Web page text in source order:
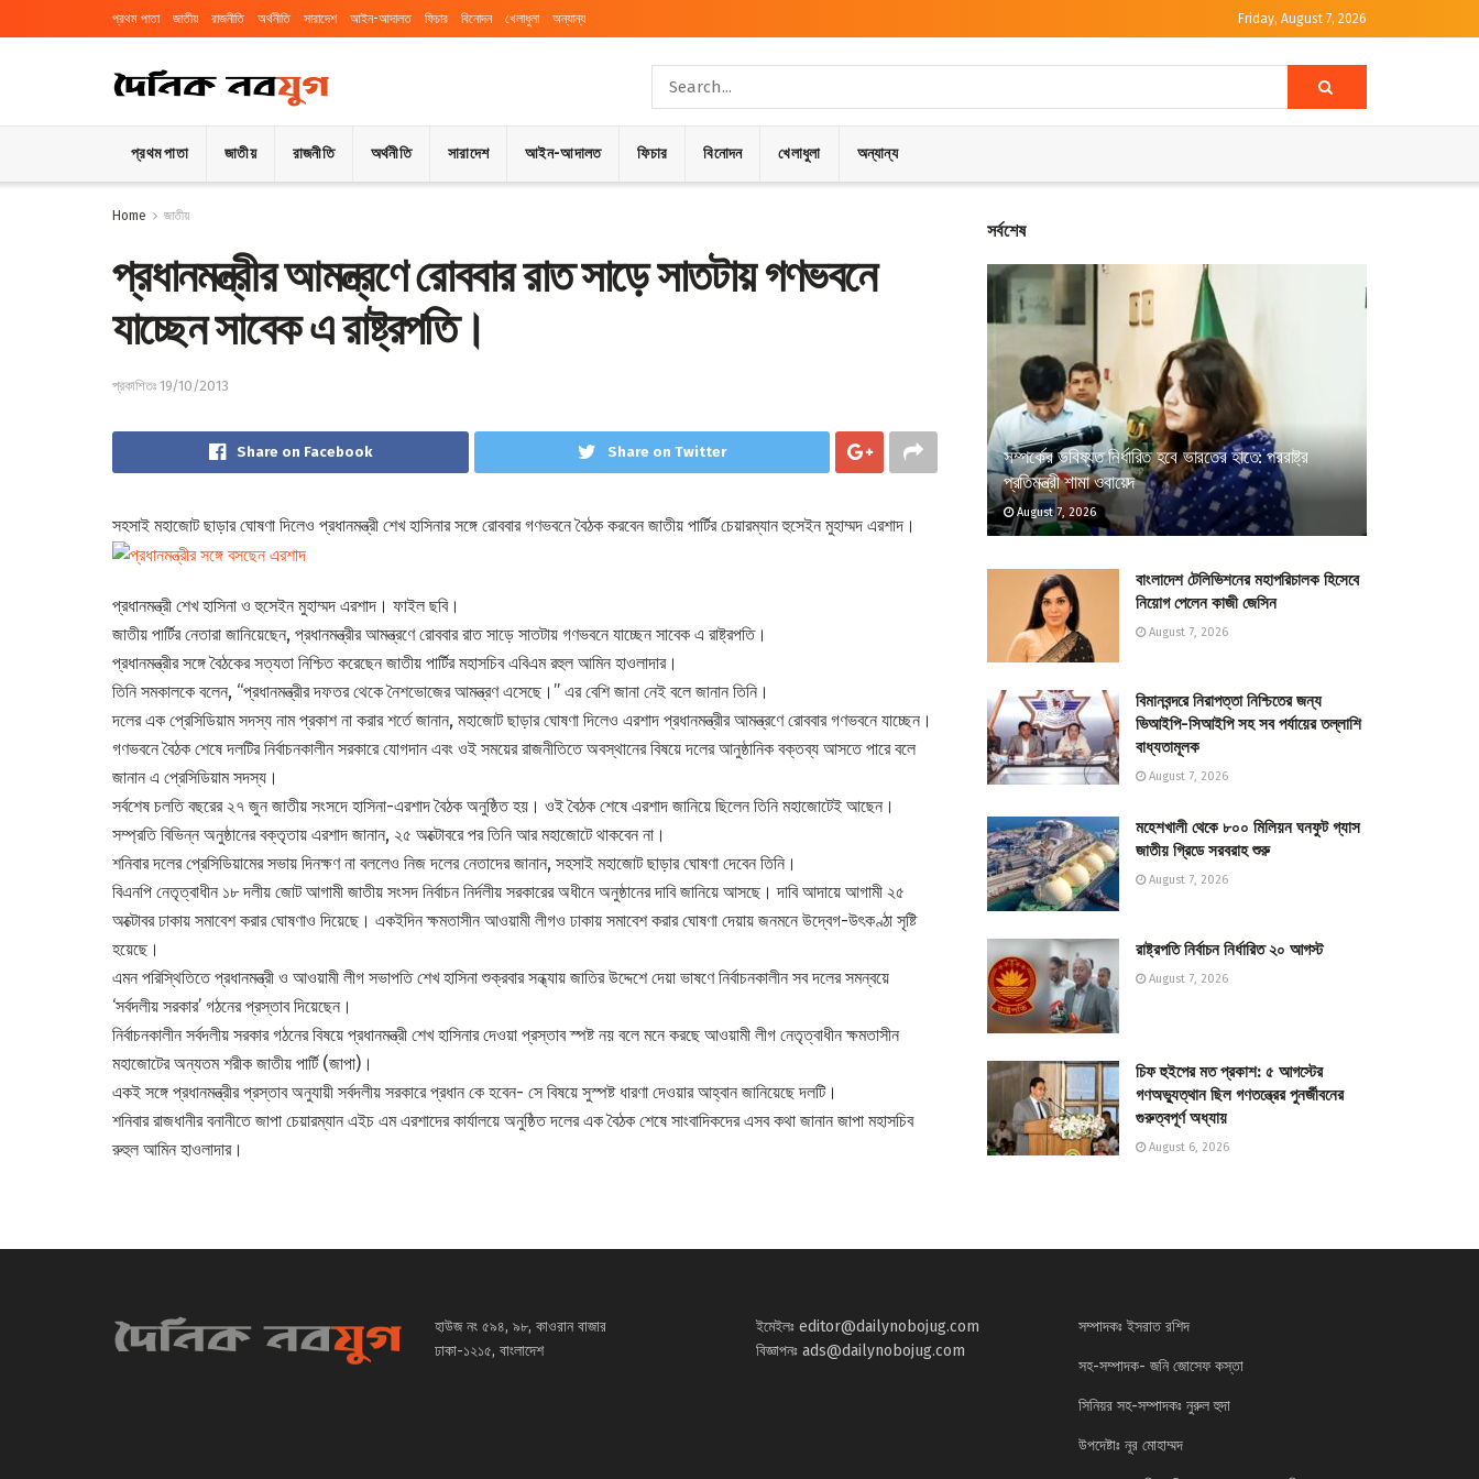
প্রথম পাতা জাতীয় রাজনীতি অর্থনীতি সারাদেশ আইন-আদালত ফিচার বিনোদন খেলাধুলা অন্যান্য Friday, August 7, 2026
প্রথম পাতা জাতীয় রাজনীতি অর্থনীতি সারাদেশ আইন-আদালত ফিচার বিনোদন খেলাধুলা অন্যান্য
Home জাতীয়
প্রধানমন্ত্রীর আমন্ত্রণে রোববার রাত সাড়ে সাতটায় গণভবনে
যাচ্ছেন সাবেক এ রাষ্ট্রপতি।
প্রকাশিতঃ 19/10/2013
Share on Facebook Share on Twitter
সহসাই মহাজোট ছাড়ার ঘোষণা দিলেও প্রধানমন্ত্রী শেখ হাসিনার সঙ্গে রোববার গণভবনে বৈঠক করবেন জাতীয় পার্টির চেয়ারম্যান হুসেইন মুহাম্মদ এরশাদ।
প্রধানমন্ত্রী শেখ হাসিনা ও হুসেইন মুহাম্মদ এরশাদ। ফাইল ছবি।
জাতীয় পার্টির নেতারা জানিয়েছেন, প্রধানমন্ত্রীর আমন্ত্রণে রোববার রাত সাড়ে সাতটায় গণভবনে যাচ্ছেন সাবেক এ রাষ্ট্রপতি।
প্রধানমন্ত্রীর সঙ্গে বৈঠকের সত্যতা নিশ্চিত করেছেন জাতীয় পার্টির মহাসচিব এবিএম রহুল আমিন হাওলাদার।
তিনি সমকালকে বলেন, “প্রধানমন্ত্রীর দফতর থেকে নৈশভোজের আমন্ত্রণ এসেছে।” এর বেশি জানা নেই বলে জানান তিনি।
দলের এক প্রেসিডিয়াম সদস্য নাম প্রকাশ না করার শর্তে জানান, মহাজোট ছাড়ার ঘোষণা দিলেও এরশাদ প্রধানমন্ত্রীর আমন্ত্রণে রোববার গণভবনে যাচ্ছেন।
গণভবনে বৈঠক শেষে দলটির নির্বাচনকালীন সরকারে যোগদান এবং ওই সময়ের রাজনীতিতে অবস্থানের বিষয়ে দলের আনুষ্ঠানিক বক্তব্য আসতে পারে বলে
জানান এ প্রেসিডিয়াম সদস্য।
সর্বশেষ চলতি বছরের ২৭ জুন জাতীয় সংসদে হাসিনা-এরশাদ বৈঠক অনুষ্ঠিত হয়। ওই বৈঠক শেষে এরশাদ জানিয়ে ছিলেন তিনি মহাজোটেই আছেন।
সম্প্রতি বিভিন্ন অনুষ্ঠানের বক্তৃতায় এরশাদ জানান, ২৫ অক্টোবরে পর তিনি আর মহাজোটে থাকবেন না।
শনিবার দলের প্রেসিডিয়ামের সভায় দিনক্ষণ না বললেও নিজ দলের নেতাদের জানান, সহসাই মহাজোট ছাড়ার ঘোষণা দেবেন তিনি।
বিএনপি নেতৃত্বাধীন ১৮ দলীয় জোট আগামী জাতীয় সংসদ নির্বাচন নির্দলীয় সরকারের অধীনে অনুষ্ঠানের দাবি জানিয়ে আসছে। দাবি আদায়ে আগামী ২৫
অক্টোবর ঢাকায় সমাবেশ করার ঘোষণাও দিয়েছে। একইদিন ক্ষমতাসীন আওয়ামী লীগও ঢাকায় সমাবেশ করার ঘোষণা দেয়ায় জনমনে উদ্বেগ-উৎকণ্ঠা সৃষ্টি
হয়েছে।
এমন পরিস্থিতিতে প্রধানমন্ত্রী ও আওয়ামী লীগ সভাপতি শেখ হাসিনা শুক্রবার সন্ধ্যায় জাতির উদ্দেশে দেয়া ভাষণে নির্বাচনকালীন সব দলের সমন্বয়ে
‘সর্বদলীয় সরকার’ গঠনের প্রস্তাব দিয়েছেন।
নির্বাচনকালীন সর্বদলীয় সরকার গঠনের বিষয়ে প্রধানমন্ত্রী শেখ হাসিনার দেওয়া প্রস্তাব স্পষ্ট নয় বলে মনে করছে আওয়ামী লীগ নেতৃত্বাধীন ক্ষমতাসীন
মহাজোটের অন্যতম শরীক জাতীয় পার্টি (জাপা)।
একই সঙ্গে প্রধানমন্ত্রীর প্রস্তাব অনুযায়ী সর্বদলীয় সরকারে প্রধান কে হবেন- সে বিষয়ে সুস্পষ্ট ধারণা দেওয়ার আহ্বান জানিয়েছে দলটি।
শনিবার রাজধানীর বনানীতে জাপা চেয়ারম্যান এইচ এম এরশাদের কার্যালয়ে অনুষ্ঠিত দলের এক বৈঠক শেষে সাংবাদিকদের এসব কথা জানান জাপা মহাসচিব
রুহুল আমিন হাওলাদার।
সর্বশেষ
সম্পর্কের ভবিষ্যত নির্ধারিত হবে ভারতের হাতে: পররাষ্ট্র
প্রতিমন্ত্রী শামা ওবায়েদ
August 7, 2026
বাংলাদেশ টেলিভিশনের মহাপরিচালক হিসেবে
নিয়োগ পেলেন কাজী জেসিন
August 7, 2026
বিমানবন্দরে নিরাপত্তা নিশ্চিতের জন্য
ভিআইপি-সিআইপি সহ সব পর্যায়ের তল্লাশি
বাধ্যতামূলক
August 7, 2026
মহেশখালী থেকে ৮০০ মিলিয়ন ঘনফুট গ্যাস
জাতীয় গ্রিডে সরবরাহ শুরু
August 7, 2026
রাষ্ট্রপতি নির্বাচন নির্ধারিত ২০ আগস্ট
August 7, 2026
চিফ হুইপের মত প্রকাশ: ৫ আগস্টের
গণঅভ্যুত্থান ছিল গণতন্ত্রের পুনর্জীবনের
গুরুত্বপূর্ণ অধ্যায়
August 6, 2026
হাউজ নং ৫৯৪, ৯৮, কাওরান বাজার
ঢাকা-১২১৫, বাংলাদেশ
ইমেইলঃ editor@dailynobojug.com
বিজ্ঞাপনঃ ads@dailynobojug.com
সম্পাদকঃ ইসরাত রশিদ
সহ-সম্পাদক- জনি জোসেফ কস্তা
সিনিয়র সহ-সম্পাদকঃ নুরুল হুদা
উপদেষ্টাঃ নূর মোহাম্মদ